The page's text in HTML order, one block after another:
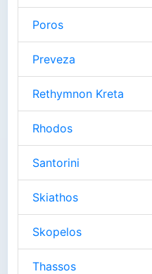
Poros
Preveza
Rethymnon Kreta
Rhodos
Santorini
Skiathos
Skopelos
Thassos